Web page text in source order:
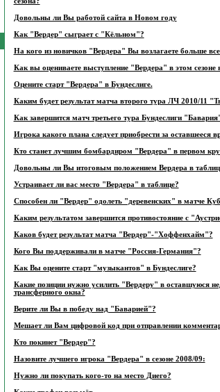
Довольны ли Вы работой сайта в Новом году
Как "Вердер" сыграет с "Кёльном"?
На кого из новичков "Вердера" Вы возлагаете больше
Как вы оцениваете выступление "Вердера" в этом сезоне
Оцените старт "Вердера" в Бундеслиге.
Каким будет результат матча второго тура ЛЧ 2010/11
Как завершится матч третьего тура Бундеслиги
Игрока какого плана следует приобрести за оставшееся
Кто станет лучшим бомбардиром "Вердера" в первом
Довольны ли Вы итоговым положением Вердера в
Устраивает ли вас место "Вердера" в таблице?
Способен ли "Вердер" одолеть "деревенских" в матче
Каким результатом завершится противостояние с
Каков будет результат матча "Вердер"-"Хоффенхайм"?
Кого Вы поддерживали в матче "Россия-Германия"?
Как Вы оцените старт "музыкантов" в Бундеслиге?
Какие позиции нужно усилить "Вердеру" в оставшуюся
трансферного окна?
Верите ли Вы в победу над "Баварией"?
Мешает ли Вам цифровой код при отправлении
Кто покинет "Вердер"?
Назовите лучшего игрока "Вердера" в сезоне 2008/09:
Нужно ли покупать кого-то на место Диего?